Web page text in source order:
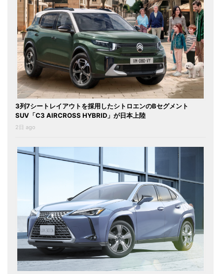
3列7シートレイアウトを採用したシトロエンのBセグメント
SUV「C3 AIRCROSS HYBRID」が日本上陸
2日 ago